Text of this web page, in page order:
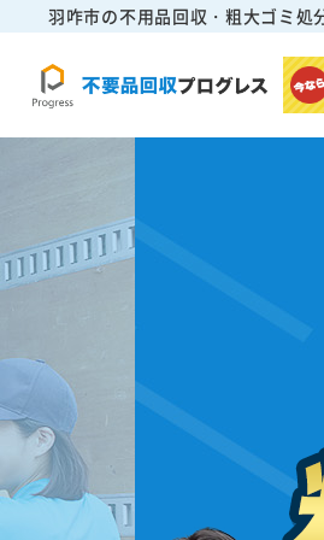
羽咋市の不用品回収・粗大ゴミ処